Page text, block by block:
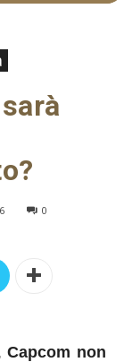
0
Capcom non